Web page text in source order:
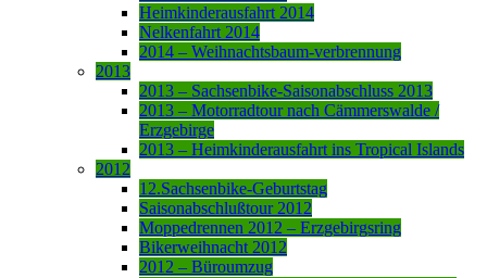
Heimkinderausfahrt 2014
Nelkenfahrt 2014
2014 – Weihnachtsbaum-verbrennung
2013
2013 – Sachsenbike-Saisonabschluss 2013
2013 – Motorradtour nach Cämmerswalde /
Erzgebirge
2013 – Heimkinderausfahrt ins Tropical Islands
2012
12.Sachsenbike-Geburtstag
Saisonabschlußtour 2012
Moppedrennen 2012 – Erzgebirgsring
Bikerweihnacht 2012
2012 – Büroumzug